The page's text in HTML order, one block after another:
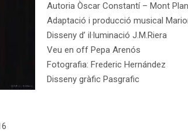
Autoria Òscar Constantí – Mont
Adaptació i producció musical
Disseny d’ il·luminació J.M.Riera
Veu en off Pepa Arenós
Fotografia: Frederic Hernández
Disseny gràfic Pasgrafic